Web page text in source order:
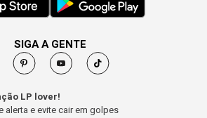
SIGA A GENTE
LP lover!
alerta e evite cair em golpes